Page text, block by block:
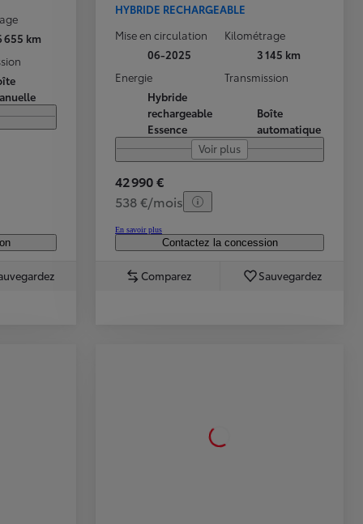
655 km
HYBRIDE RECHARGEABLE
Mise en circulation
06-2025
Kilométrage
3 145 km
Energie
Hybride
rechargeable
Essence
Transmission
Boîte
automatique
Voir plus
42 990 €
538 €/mois
En savoir plus
Contactez la concession
Comparez Sauvegardez